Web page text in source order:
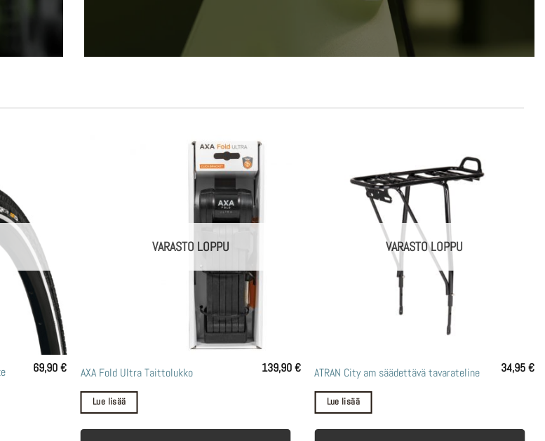
69,90€
VARASTO LOPPU
AXA Fold Ultra Taittolukko 139,90€
Lue lisää
VARASTO LOPPU
ATRAN City am säädettävä tavarateline 34,95€
Lue lisää